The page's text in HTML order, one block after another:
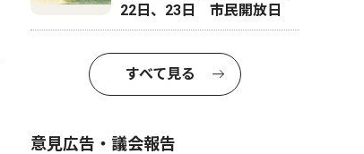
22日、23日 市民開放日
すべて見る
意見広告・議会報告